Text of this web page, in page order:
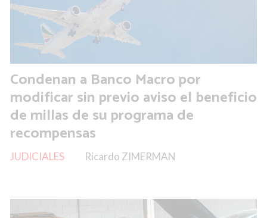
Condenan a Banco Macro por
modificar sin previo aviso el beneficio
de millas de su programa de
recompensas
Ricardo ZIMERMAN
JUDICIALES